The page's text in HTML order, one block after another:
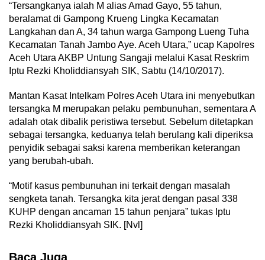
“Tersangkanya ialah M alias Amad Gayo, 55 tahun,
beralamat di Gampong Krueng Lingka Kecamatan
Langkahan dan A, 34 tahun warga Gampong Lueng Tuha
Kecamatan Tanah Jambo Aye. Aceh Utara,” ucap Kapolres
Aceh Utara AKBP Untung Sangaji melalui Kasat Reskrim
Iptu Rezki Kholiddiansyah SIK, Sabtu (14/10/2017).
Mantan Kasat Intelkam Polres Aceh Utara ini menyebutkan
tersangka M merupakan pelaku pembunuhan, sementara A
adalah otak dibalik peristiwa tersebut. Sebelum ditetapkan
sebagai tersangka, keduanya telah berulang kali diperiksa
penyidik sebagai saksi karena memberikan keterangan
yang berubah-ubah.
“Motif kasus pembunuhan ini terkait dengan masalah
sengketa tanah. Tersangka kita jerat dengan pasal 338
KUHP dengan ancaman 15 tahun penjara” tukas Iptu
Rezki Kholiddiansyah SIK. [Nvl]
Baca Juga